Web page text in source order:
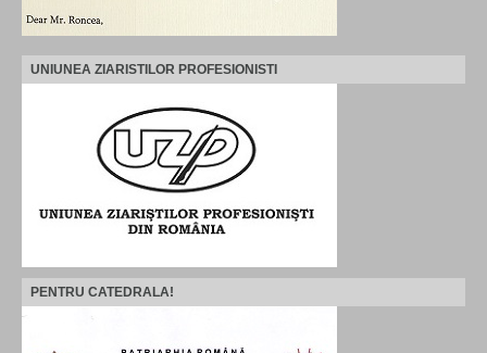
UNIUNEA ZIARISTILOR PROFESIONISTI
PENTRU CATEDRALA!